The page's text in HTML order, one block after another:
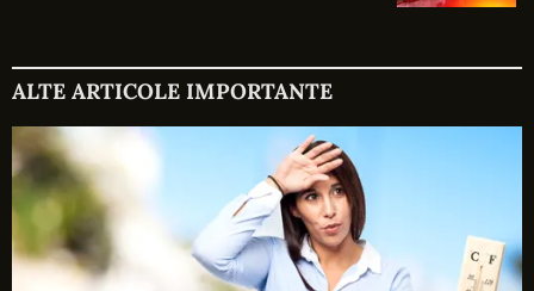
ALTE ARTICOLE IMPORTANTE